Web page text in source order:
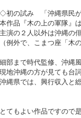
◇初の試み 「沖縄県民が
本作品『木の上の軍隊』
主演の２人以外は沖縄の
（例外で、こまつ座「木
細部まで時代監修、沖縄
現地沖縄の方が見ても台
沖縄県では、興行収入と
とてもよい作品ですの